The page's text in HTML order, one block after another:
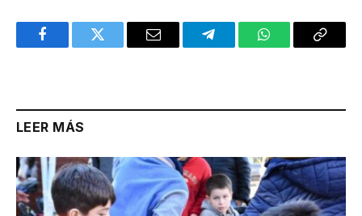
FacebookTwitter Email TelegramWhatsAppCopy
LEER MÁS